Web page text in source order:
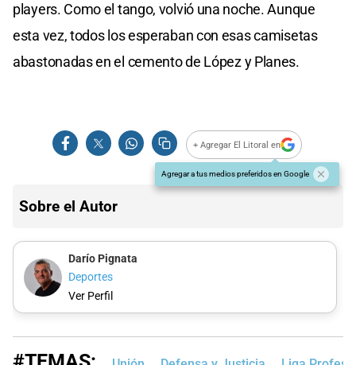
players. Como el tango, volvió una noche. Aunque
esta vez, todos los esperaban con esas camisetas
abastonadas en el cemento de López y Planes.
+ Agregar El Litoral en
Agregar a tus medios preferidos en Google
Sobre el Autor
Darío Pignata
Deportes
Ver Perfil